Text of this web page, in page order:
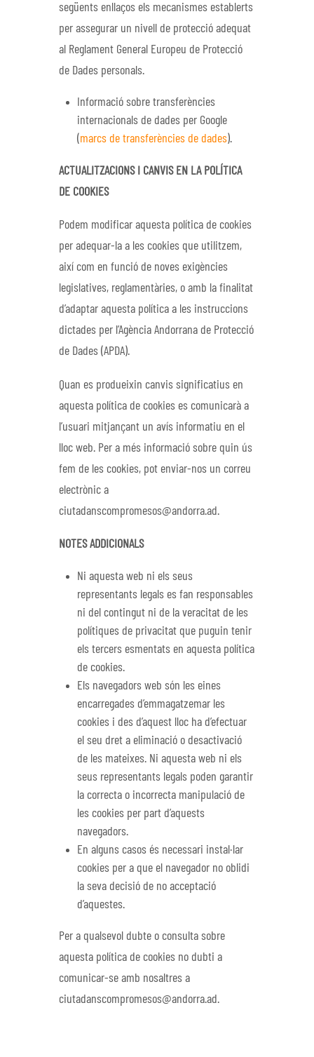
següents enllaços els mecanismes establerts
per assegurar un nivell de protecció adequat
al Reglament General Europeu de Protecció
de Dades personals.
Informació sobre transferències
internacionals de dades per Google
(marcs de transferències de dades).
ACTUALITZACIONS I CANVIS EN LA POLÍTICA
DE COOKIES
Podem modificar aquesta política de cookies
per adequar-la a les cookies que utilitzem,
així com en funció de noves exigències
legislatives, reglamentàries, o amb la finalitat
d’adaptar aquesta política a les instruccions
dictades per l’Agència Andorrana de Protecció
de Dades (APDA).
Quan es produeixin canvis significatius en
aquesta política de cookies es comunicarà a
l’usuari mitjançant un avís informatiu en el
lloc web. Per a més informació sobre quin ús
fem de les cookies, pot enviar-nos un correu
electrònic a
ciutadanscompromesos@andorra.ad.
NOTES ADDICIONALS
Ni aquesta web ni els seus
representants legals es fan responsables
ni del contingut ni de la veracitat de les
polítiques de privacitat que puguin tenir
els tercers esmentats en aquesta política
de cookies.
Els navegadors web són les eines
encarregades d’emmagatzemar les
cookies i des d’aquest lloc ha d’efectuar
el seu dret a eliminació o desactivació
de les mateixes. Ni aquesta web ni els
seus representants legals poden garantir
la correcta o incorrecta manipulació de
les cookies per part d’aquests
navegadors.
En alguns casos és necessari instal·lar
cookies per a que el navegador no oblidi
la seva decisió de no acceptació
d’aquestes.
Per a qualsevol dubte o consulta sobre
aquesta política de cookies no dubti a
comunicar-se amb nosaltres a
ciutadanscompromesos@andorra.ad.